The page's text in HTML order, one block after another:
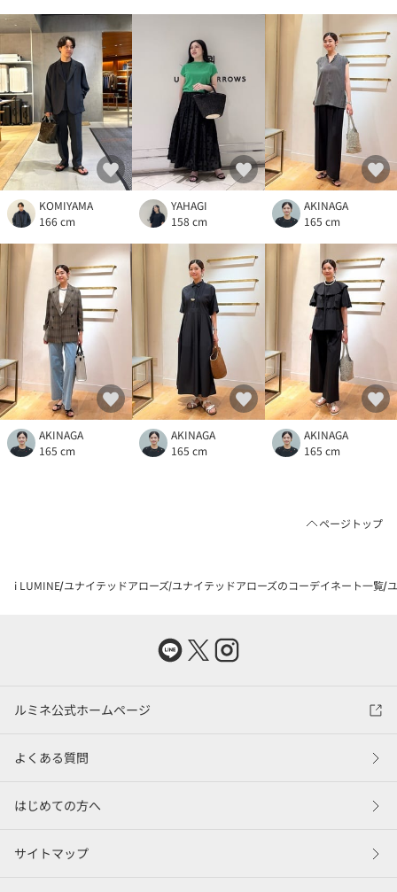
KOMIYAMA
166 cm
YAHAGI
158 cm
AKINAGA
165 cm
AKINAGA
165 cm
AKINAGA
165 cm
AKINAGA
165 cm
ページトップ
i LUMINE ユナイテッドアローズ ユナイテッドアローズのコーデイネート一覧
ルミネ公式ホームページ
よくある質問
はじめての方へ
サイトマップ